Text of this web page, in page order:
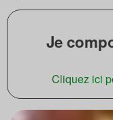
Je
Cliquez ici